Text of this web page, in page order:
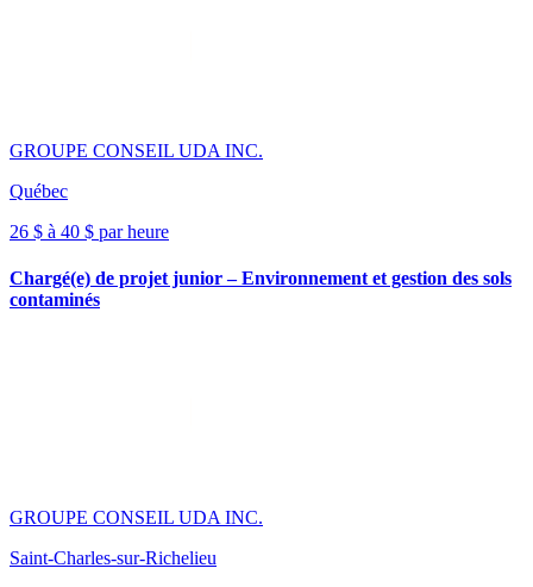
GROUPE CONSEIL UDA INC.
Québec
26 $ à 40 $ par heure
Chargé(e) de projet junior – Environnement et gestion des sols
contaminés
GROUPE CONSEIL UDA INC.
Saint-Charles-sur-Richelieu